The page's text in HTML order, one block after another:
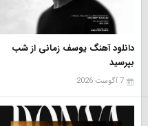
دانلود آهنگ یوسف زمانی از شب
بپرسید
7 آگوست 2026